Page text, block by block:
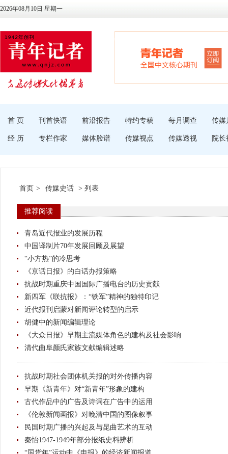
2026年08月10日 星期一
首 页 刊首快语 前沿报告 特约专稿 每月调查 传媒
经 历 专栏作家 媒体脸谱 传媒视点 传媒透视 院长
首页 > 传媒史话 > 列表
推荐阅读
青岛近代报业的发展历程
中国译制片70年发展回顾及展望
“小方热”的冷思考
《京话日报》的白话办报策略
抗战时期重庆中国国际广播电台的历史贡献
新四军《联抗报》：“铁军”精神的独特印记
近代报刊启蒙对新闻评论转型的启示
胡健中的新闻编辑理论
《大众日报》早期主流媒体角色的建构及社会影响
清代曲阜颜氏家族文献编辑述略
抗战时期社会团体机关报的对外传播内容
早期《新青年》对“新青年”形象的建构
古代作品中的广告及诗词在广告中的运用
《伦敦新闻画报》对晚清中国的图像叙事
民国时期广播的兴起及与昆曲艺术的互动
秦怡1947-1949年部分报纸史料辨析